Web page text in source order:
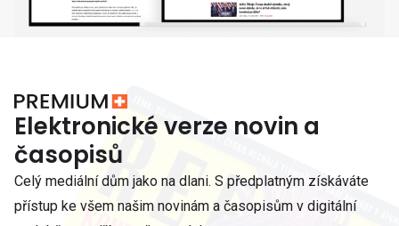
Elektronické verze novin a
časopisů
Celý mediální dům jako na dlani. S předplatným získáváte
přístup ke všem našim novinám a časopisům v digitální